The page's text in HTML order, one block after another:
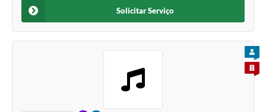
Solicitar Serviço
PARA